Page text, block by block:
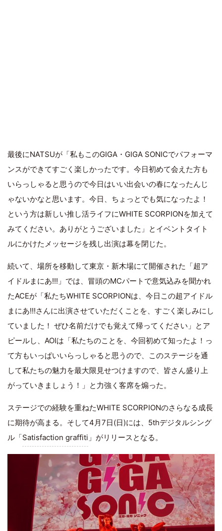
最後にNATSUが「私もこのGIGA・GIGA SONICでパフォーマ
ンスができてすごく楽しかったです。今日初めて会えた方も
いらっしゃると思うので今日はいい出会いの春になったんじ
ゃないかなと思います。今日、ちょっとでも気になったよ！
という方は新しい推し活ライフにWHITE SCORPIONを加えて
みてください。ありがとうございました」とイベントタイト
ルにかけたメッセージを残し出演は幕を閉じた。
続いて、場所を移動して東京・新木場にて開催された「超ア
イドルまにあ!!!」では、冒頭のMCパートで意気込みを聞かれ
たACEが「私たちWHITE SCORPIONは、今日この超アイドル
まにあ!!!さんに出演させていただくことを、すごく楽しみにし
ていました！ ぜひ名前だけでも覚えて帰ってください」とア
ピールし、AOIは「私たちのことを、今回初めて知ったよ！っ
て方もいっぱいいらっしゃると思うので、このステージを通
して私たちの魅力を最大限見せつけますので、皆さん盛り上
がっていきましょう！」と力強く客席を煽った。
ステージでの経験を重ねたWHITE SCORPIONのさらなる成長
に期待が高まる。そして4月7日(日)には、5thデジタルシング
ル「Satisfaction graffiti 」がリリースとなる。